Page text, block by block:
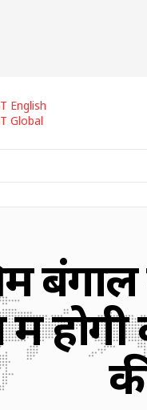
English
Global
बंगाल
में